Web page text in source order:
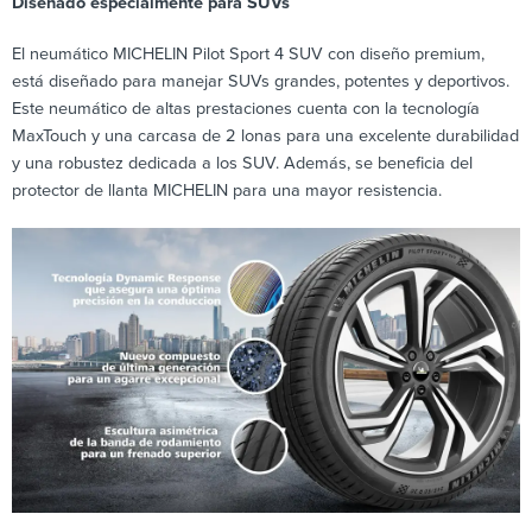
El neumático MICHELIN Pilot Sport 4 SUV con diseño premium,
está diseñado para manejar SUVs grandes, potentes y deportivos.
Este neumático de altas prestaciones cuenta con la tecnología
MaxTouch y una carcasa de 2 lonas para una excelente durabilidad
y una robustez dedicada a los SUV. Además, se beneficia del
protector de llanta MICHELIN para una mayor resistencia.